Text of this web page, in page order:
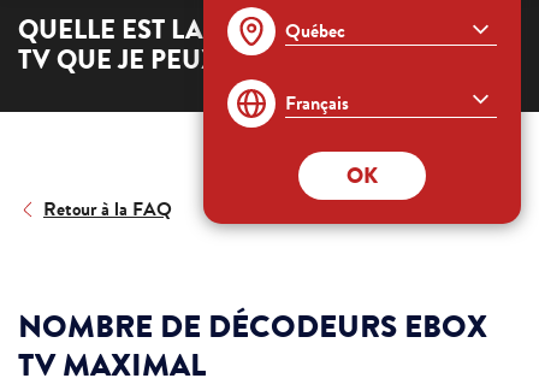
OK
QUELLE EST LA LIMITE DE DÉCODEURS
TV QUE JE PEUX LOUER?
Retour à la FAQ
NOMBRE DE DÉCODEURS EBOX
TV MAXIMAL